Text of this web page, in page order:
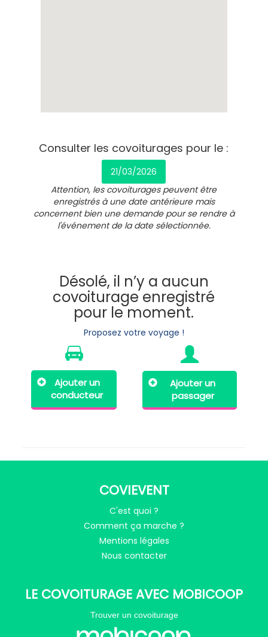
Consulter les covoiturages pour le :
21/03/2026
Attention, les covoiturages peuvent être
enregistrés à une date antérieure mais
concernent bien une demande pour se rendre à
l'événement de la date sélectionnée.
Désolé, il n’y a aucun
covoiturage enregistré
pour le moment.
Proposez votre voyage !
Ajouter un
conducteur
Ajouter un
passager
COVIEVENT
C'est quoi ?
Comment ça marche ?
Mentions légales
Nous contacter
LE COVOITURAGE AVEC MOBICOOP
Trouver un covoiturage